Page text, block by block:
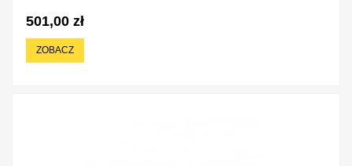
501,00 zł
ZOBACZ